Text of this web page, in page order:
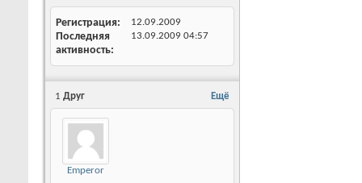
Регистрация 12.09.2009
Последняя
активность
13.09.2009 04:57
Ещё
1 Друг
Emperor